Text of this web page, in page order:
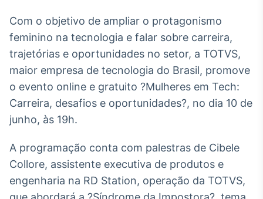
conteúdos
personalizados
Soluções de Dados
e Conteúdos
Broadcast
OTC
Plataforma para
Broadcast
Datafeed
APIs para
Com o objetivo de ampliar o protagonismo
feminino na tecnologia e falar sobre carreira,
trajetórias e oportunidades no setor, a TOTVS,
maior empresa de tecnologia do Brasil, promove
o evento online e gratuito ?Mulheres em Tech:
Carreira, desafios e oportunidades?, no dia 10 de
junho, às 19h.
A programação conta com palestras de Cibele
Collore, assistente executiva de produtos e
engenharia na RD Station, operação da TOTVS,